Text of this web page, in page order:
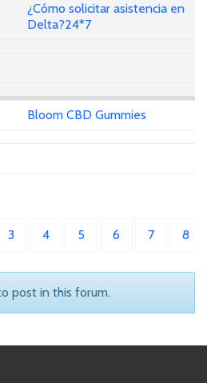
¿Cómo solicitar asistencia en
Delta?24*7
Bloom CBD Gummies
3 4 5 6 7 8
post in this forum.